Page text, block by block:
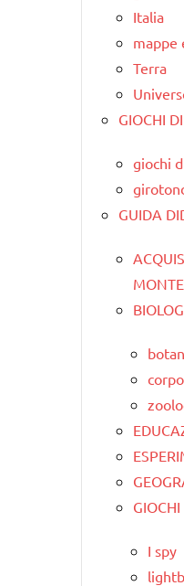
Italia
mappe
Terra
GIOCHI
giochi
GUIDA
I spy